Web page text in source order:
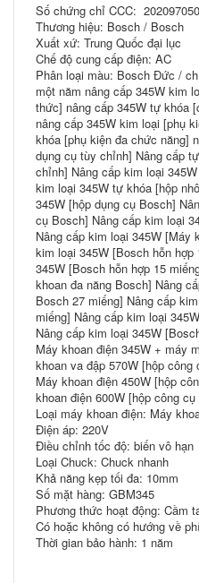
Số chứng chỉ CCC:
Thương hiệu: Bosch / Bosch
Xuất xứ: Trung Quốc đại lục
Chế độ cung cấp điện: AC
Phân loại màu: Bosch Đức /
một năm nâng cấp 345W kim
thức] nâng cấp 345W tự khóa
nâng cấp 345W kim loại [phụ
khóa [phụ kiện đa chức năng]
dụng cụ tùy chỉnh] Nâng cấp
chỉnh] Nâng cấp kim loại
kim loại 345W tự khóa [hộp
345W [hộp dụng cụ Bosch]
cụ Bosch] Nâng cấp kim loại
Nâng cấp kim loại 345W
kim loại 345W [Bosch hỗn
345W [Bosch hỗn hợp 15
​​khoan đa năng Bosch] Nâng
Bosch 27 miếng] Nâng cấp
miếng] Nâng cấp kim loại
Nâng cấp kim loại 345W
Máy khoan điện 345W + máy
khoan va đập 570W [hộp
Máy khoan điện 450W [hộp
khoan điện 600W [hộp công
Loại máy khoan điện: Máy
Điện áp: 220V
Điều chỉnh tốc độ: biến vô hạn
Loại Chuck: Chuck nhanh
Khả năng kẹp tối đa: 10mm
Số mặt hàng: GBM345
Phương thức hoạt động: Cầm
Có hoặc không có hướng về
Thời gian bảo hành: 1 năm